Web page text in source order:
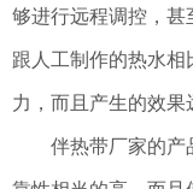
够进行远程调控，甚
跟人工制作的热水
力，而且产生的效果
伴热带厂家的产